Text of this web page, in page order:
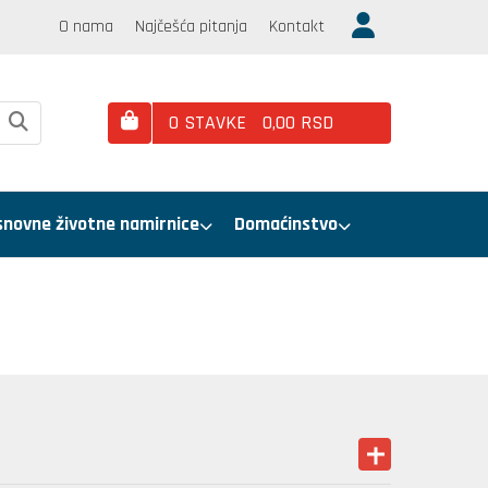
O nama Najčešća pitanja Kontakt
0 STAVKE 0,00 RSD
životne namirnice Domaćinstvo